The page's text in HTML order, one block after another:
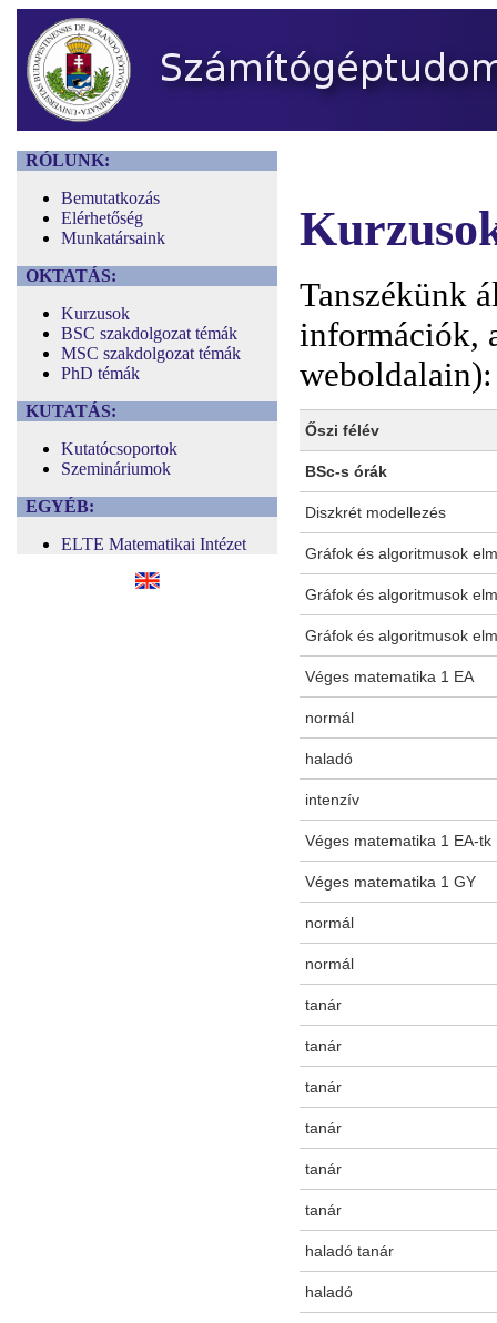
RÓLUNK:
Bemutatkozás
Elérhetőség
Munkatársaink
OKTATÁS:
Kurzusok
BSC szakdolgozat témák
MSC szakdolgozat témák
PhD témák
KUTATÁS:
Kutatócsoportok
Szemináriumok
EGYÉB:
ELTE Matematikai Intézet
Tanszékünk
információk,
weboldalain):
Őszi félév
BSc-s órák
Diszkrét modellezés
Gráfok és algoritmusok
Gráfok és algoritmusok
Gráfok és algoritmusok
Véges matematika 1 EA
normál
haladó
intenzív
Véges matematika 1 EA-tk
Véges matematika 1 GY
normál
normál
tanár
tanár
tanár
tanár
tanár
tanár
haladó tanár
haladó